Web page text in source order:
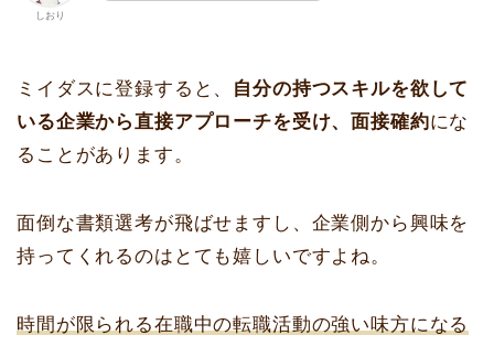
しおり
ミイダスに登録すると、 自分の持つスキルを欲して
いる企業から直接アプローチを受け、面接確約にな
ることがあります。
面倒な書類選考が飛ばせますし、企業側から興味を
持ってくれるのはとても嬉しいですよね。
時間が限られる在職中の転職活動の強い味方になる